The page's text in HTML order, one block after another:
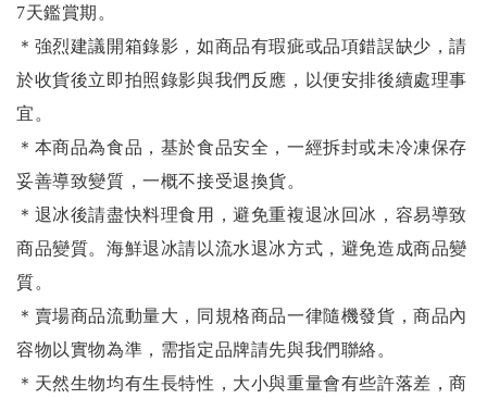
7天鑑賞期。
＊強烈建議開箱錄影，如商品有瑕疵或品項錯誤缺少，請
於收貨後立即拍照錄影與我們反應，以便安排後續處理事
宜。
＊本商品為食品，基於食品安全，一經拆封或未冷凍保存
妥善導致變質，一概不接受退換貨。
＊退冰後請盡快料理食用，避免重複退冰回冰，容易導致
商品變質。海鮮退冰請以流水退冰方式，避免造成商品變
質。
＊賣場商品流動量大，同規格商品一律隨機發貨，商品內
容物以實物為準，需指定品牌請先與我們聯絡。
＊天然生物均有生長特性，大小與重量會有些許落差，商